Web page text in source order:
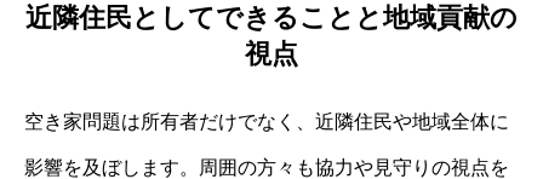
近隣住民としてできることと地域貢献の
視点
空き家問題は所有者だけでなく、近隣住民や地域全体に
影響を及ぼします。周囲の方々も協力や見守りの視点を